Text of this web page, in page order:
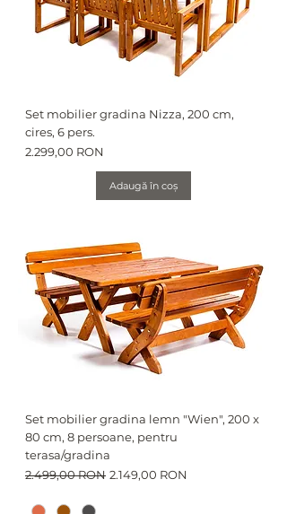
Set mobilier gradina Nizza, 200 cm,
cires, 6 pers.
Preț
2.299,00 RON
Adaugă în coș
Set mobilier gradina lemn "Wien", 200 x
80 cm, 8 persoane, pentru
terasa/gradina
Preț normal
2.499,00 RON Preț redus
2.149,00 RON